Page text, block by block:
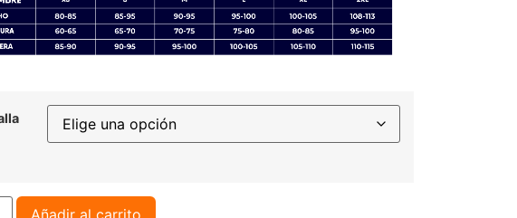
Añadir al carrito